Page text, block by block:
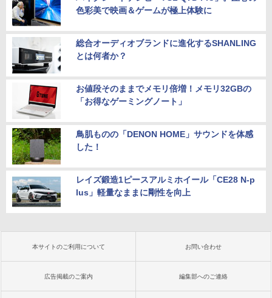
色彩美で映画＆ゲームが極上体験に
総合オーディオブランドに進化するSHANLING
とは何者か？
お値段そのままでメモリ倍増！メモリ32GBの
「お得なゲーミングノート」
鳥肌ものの「DENON HOME」サウンドを体感
した！
レイズ鍛造1ピースアルミホイール「CE28 N-p
lus」軽量なままに剛性を向上
本サイトのご利用について お問い合わせ
広告掲載のご案内 編集部へのご連絡